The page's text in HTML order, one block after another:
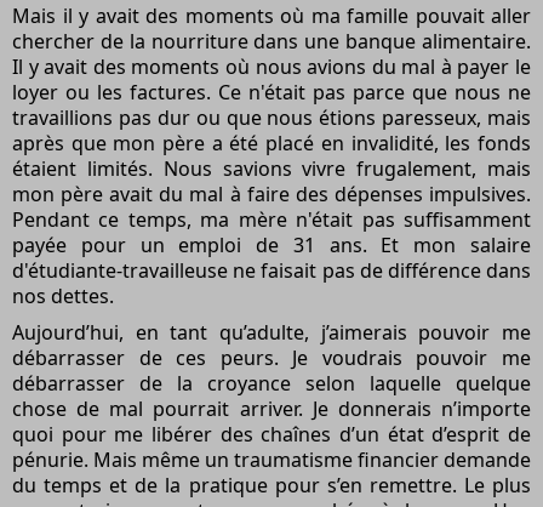
Mais il y avait des moments où ma famille pouvait aller
chercher de la nourriture dans une banque alimentaire.
Il y avait des moments où nous avions du mal à payer le
loyer ou les factures. Ce n'était pas parce que nous ne
travaillions pas dur ou que nous étions paresseux, mais
après que mon père a été placé en invalidité, les fonds
étaient limités. Nous savions vivre frugalement, mais
mon père avait du mal à faire des dépenses impulsives.
Pendant ce temps, ma mère n'était pas suffisamment
payée pour un emploi de 31 ans. Et mon salaire
d'étudiante-travailleuse ne faisait pas de différence dans
nos dettes.
Aujourd’hui, en tant qu’adulte, j’aimerais pouvoir me
débarrasser de ces peurs. Je voudrais pouvoir me
débarrasser de la croyance selon laquelle quelque
chose de mal pourrait arriver. Je donnerais n’importe
quoi pour me libérer des chaînes d’un état d’esprit de
pénurie. Mais même un traumatisme financier demande
du temps et de la pratique pour s’en remettre. Le plus